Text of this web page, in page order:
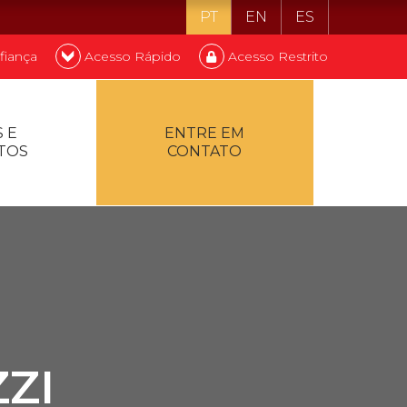
PT EN ES
Acesso Rápido Acesso Restrito
E
ENTRE EM
CONTATO